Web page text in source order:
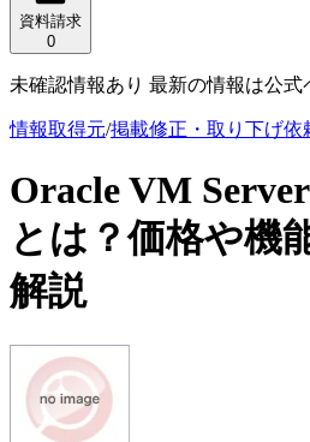
資料請求
0
未確認情報あり 最新の情報は公
情報取得元/掲載修正・取り下げ依
Oracle VM
とは？価格や機
解説